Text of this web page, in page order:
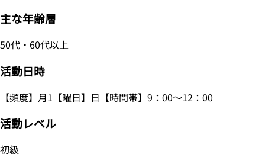
主な年齢層
50代・60代以上
活動日時
【頻度】月1【曜日】日【時間帯】9：00～12：00
活動レベル
初級